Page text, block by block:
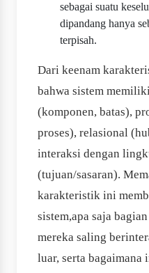
sebagai suatu
dipandang hanya
terpisah.
Dari keenam
bahwa sistem
(komponen, batas),
proses), relasional
interaksi dengan
(tujuan/sasaran).
karakteristik ini
sistem,apa saja
mereka saling
luar, serta